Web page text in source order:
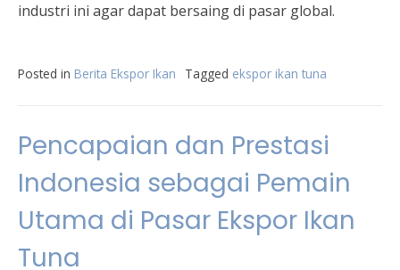
industri ini agar dapat bersaing di pasar global.
Posted in Berita Ekspor Ikan Tagged ekspor ikan tuna
Pencapaian dan Prestasi
Indonesia sebagai Pemain
Utama di Pasar Ekspor Ikan
Tuna